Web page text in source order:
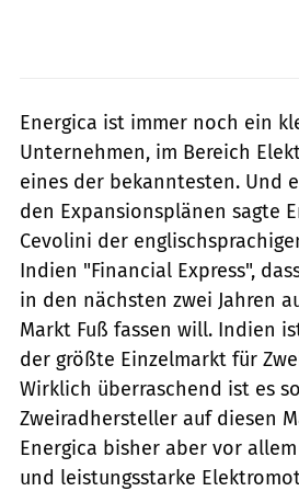
Energica ist immer noch ein
Unternehmen, im Bereich
eines der bekanntesten. Und
den Expansionsplänen sagte
Cevolini der
Indien "Financial Express",
in den nächsten zwei Jahren
Markt Fuß fassen will. Indien
der größte Einzelmarkt für
Wirklich überraschend ist es
Zweiradhersteller auf diesen
Energica bisher aber vor
und leistungsstarke